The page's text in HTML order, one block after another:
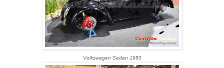
Volkswagen Sedan 1950